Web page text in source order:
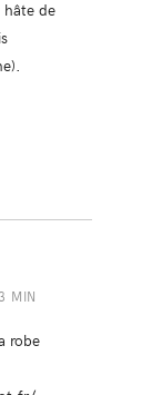
hâte de
MIN
robe